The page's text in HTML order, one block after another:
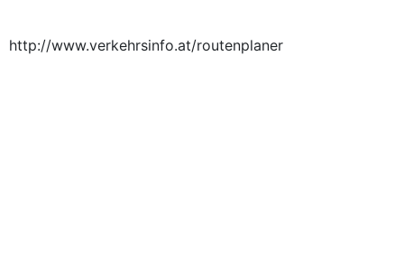
http://www.verkehrsinfo.at/routenplaner